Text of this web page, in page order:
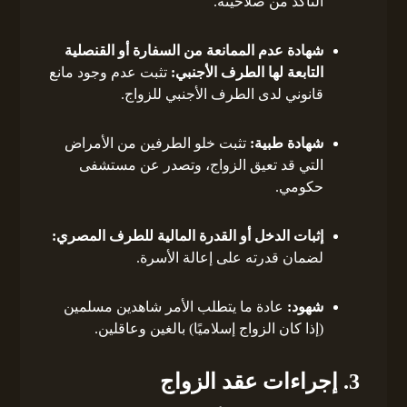
شهادة عدم الممانعة من السفارة أو القنصلية
التابعة لها الطرف الأجنبي: تثبت عدم وجود مانع
قانوني لدى الطرف الأجنبي للزواج.
شهادة طبية: تثبت خلو الطرفين من الأمراض
التي قد تعيق الزواج، وتصدر عن مستشفى
حكومي.
إثبات الدخل أو القدرة المالية للطرف المصري:
لضمان قدرته على إعالة الأسرة.
شهود: عادة ما يتطلب الأمر شاهدين مسلمين
(إذا كان الزواج إسلاميًا) بالغين وعاقلين.
3. إجراءات عقد الزواج